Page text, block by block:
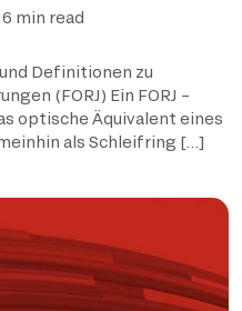
6 min read
Definitionen zu
(FORJ) Ein FORJ –
optische Äquivalent eines
als Schleifring […]